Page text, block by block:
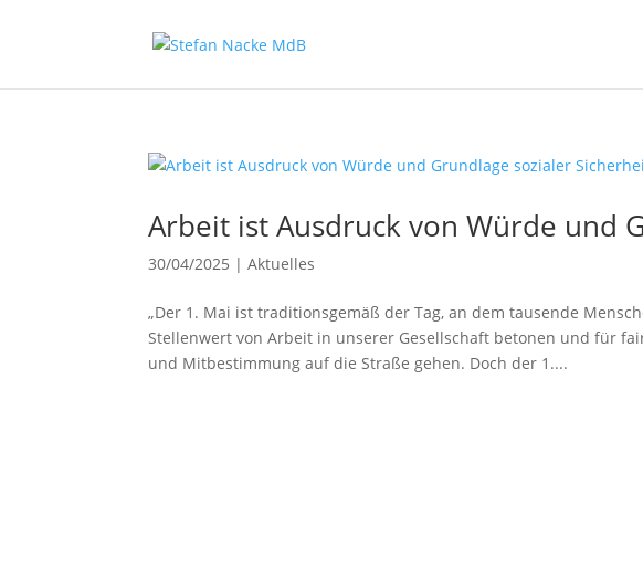
Arbeit ist Ausdruck von Würde und
30/04/2025 |Aktuelles
„Der 1. Mai ist traditionsgemäß der Tag, an dem tausende
Stellenwert von Arbeit in unserer Gesellschaft betonen und für
und Mitbestimmung auf die Straße gehen. Doch der 1....